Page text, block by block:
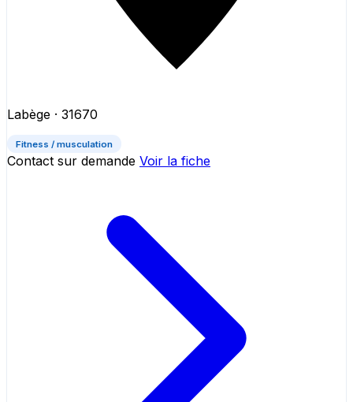
Labège · 31670
Fitness / musculation
Contact sur demande Voir la fiche